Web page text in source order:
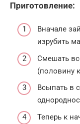
Приготовление:
Вначале
изрубить
Смешать
(половину
Всыпать в
Теперь к